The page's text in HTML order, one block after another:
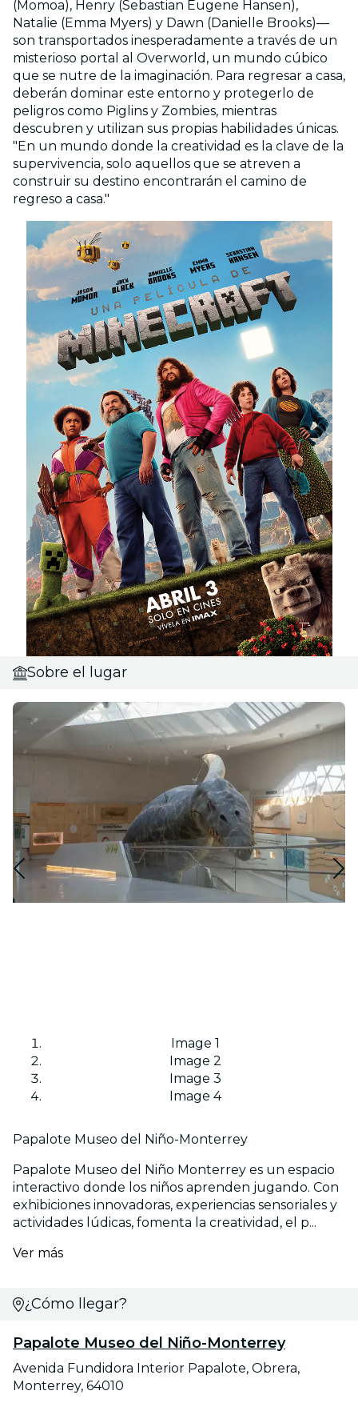
(Momoa), Henry (Sebastian Eugene Hansen),
Natalie (Emma Myers) y Dawn (Danielle Brooks)—
son transportados inesperadamente a través de un
misterioso portal al Overworld, un mundo cúbico
que se nutre de la imaginación. Para regresar a casa,
deberán dominar este entorno y protegerlo de
peligros como Piglins y Zombies, mientras
descubren y utilizan sus propias habilidades únicas.
"En un mundo donde la creatividad es la clave de la
supervivencia, solo aquellos que se atreven a
construir su destino encontrarán el camino de
regreso a casa."
Sobre el lugar
Image 1
Image 2
Image 3
Image 4
Papalote Museo del Niño-Monterrey
Papalote Museo del Niño Monterrey es un espacio
interactivo donde los niños aprenden jugando. Con
exhibiciones innovadoras, experiencias sensoriales y
actividades lúdicas, fomenta la creatividad, el p...
Ver más
¿Cómo llegar?
Papalote Museo del Niño-Monterrey
Avenida Fundidora Interior Papalote, Obrera,
Monterrey, 64010